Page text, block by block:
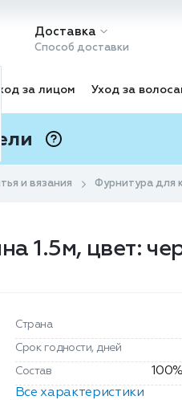
Доставка
Способ доставки
за лицом Уход за
и вязания Фурнитура для
1.5м, цвет:
Страна
Срок годности, дней
Состав
Все характеристики